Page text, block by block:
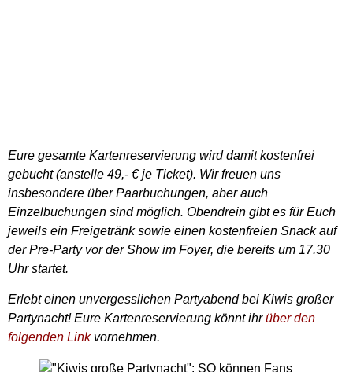
Eure gesamte Kartenreservierung wird damit kostenfrei
gebucht (anstelle 49,- € je Ticket). Wir freuen uns
insbesondere über Paarbuchungen, aber auch
Einzelbuchungen sind möglich. Obendrein gibt es für Euch
jeweils ein Freigetränk sowie einen kostenfreien Snack auf
der Pre-Party vor der Show im Foyer, die bereits um 17.30
Uhr startet.
Erlebt einen unvergesslichen Partyabend bei Kiwis großer
Partynacht! Eure Kartenreservierung könnt ihrüber den
folgenden Linkvornehmen.